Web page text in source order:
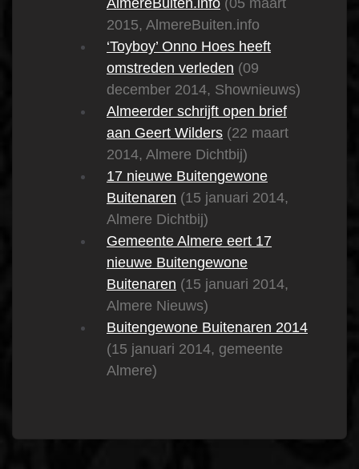
AlmereBuiten.info (05 maart
2015, AlmereBuiten.info
‘Toyboy’ Onno Hoes heeft
omstreden verleden (09
december 2014, Shownieuws)
Almeerder schrijft open brief
aan Geert Wilders (22 maart
2014, Almere Dichtbij)
17 nieuwe Buitengewone
Buitenaren (15 januari 2014,
Almere Dichtbij)
Gemeente Almere eert 17
nieuwe Buitengewone
Buitenaren (15 januari 2014,
Almere Nieuws)
Buitengewone Buitenaren 2014
(15 januari 2014, gemeente
Almere)